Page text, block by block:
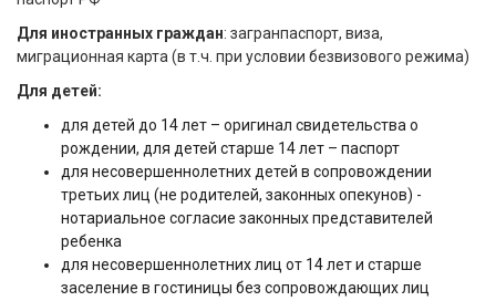
Для иностранных граждан: загранпаспорт, виза,
миграционная карта (в т.ч. при условии безвизового режима)
Для детей:
для детей до 14 лет – оригинал свидетельства о
рождении, для детей старше 14 лет – паспорт
для несовершеннолетних детей в сопровождении
третьих лиц (не родителей, законных опекунов) -
нотариальное согласие законных представителей
ребенка
для несовершеннолетних лиц от 14 лет и старше
заселение в гостиницы без сопровождающих лиц